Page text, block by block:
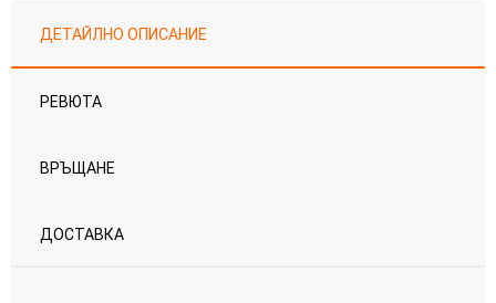
ДЕТАЙЛНО ОПИСАНИЕ
РЕВЮТА
ВРЪЩАНЕ
ДОСТАВКА